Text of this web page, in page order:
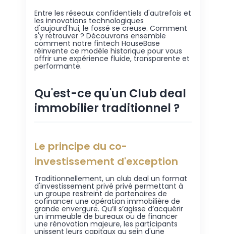
Entre les réseaux confidentiels d'autrefois et
les innovations technologiques
d'aujourd'hui, le fossé se creuse. Comment
s'y retrouver ? Découvrons ensemble
comment notre fintech HouseBase
réinvente ce modèle historique pour vous
offrir une expérience fluide, transparente et
performante.
Qu'est-ce qu'un Club deal
immobilier traditionnel ?
Le principe du co-
investissement d'exception
Traditionnellement, un club deal un format
d'investissement privé privé permettant à
un groupe restreint de partenaires de
cofinancer une opération immobilière de
grande envergure. Qu’il s’agisse d’acquérir
un immeuble de bureaux ou de financer
une rénovation majeure, les participants
unissent leurs capitaux au sein d'une